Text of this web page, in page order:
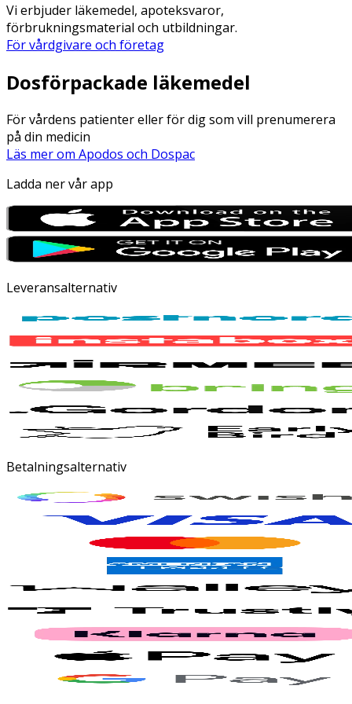
Vi erbjuder läkemedel, apoteksvaror,
förbrukningsmaterial och utbildningar.
För vårdgivare och företag
Dosförpackade läkemedel
För vårdens patienter eller för dig som vill prenumerera
på din medicin
Läs mer om Apodos och Dospac
Ladda ner vår app
Leveransalternativ
Betalningsalternativ